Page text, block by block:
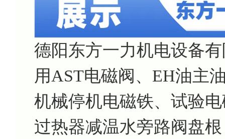
德阳东方一力机电设备
用AST电磁阀、EH油主
机械停机电磁铁、试验
过热器减温水旁路阀盘根